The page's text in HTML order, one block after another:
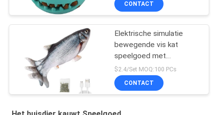
CONTACT
Elektrische simulatie
bewegende vis kat
speelgoed met
kattenkruid
$2.4/Set MOQ:100 PCs
CONTACT